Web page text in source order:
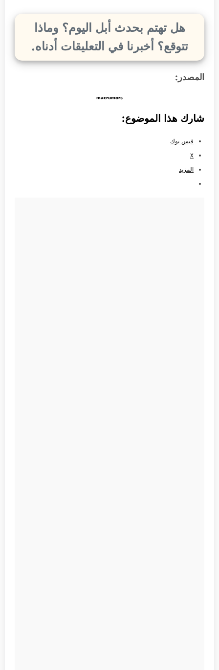
هل تهتم بحدث أبل اليوم؟ وماذا
تتوقع؟ أخبرنا في التعليقات أدناه.
المصدر:
macrumors
شارك هذا الموضوع:
فيس بوك
X
المزيد